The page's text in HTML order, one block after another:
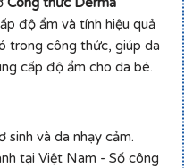
độ ẩm và tính hiệu quả
trong công thức, giúp da
cấp độ ẩm cho da bé.
sinh và da nhạy cảm.
tại Việt Nam - Số công